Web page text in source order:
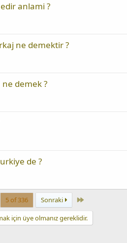
anlami ?
ne demektir ?
demek ?
de ?
5 of 336 Sonraki Last
için üye olmanız gereklidir.